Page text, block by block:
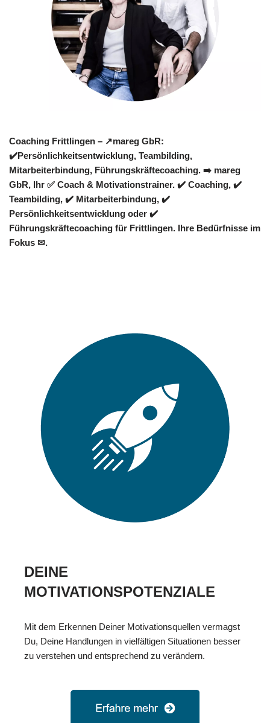
Coaching Frittlingen – ↗️mareg GbR:
✔️Persönlichkeitsentwicklung, Teambilding,
Mitarbeiterbindung, Führungskräftecoaching. ➡️ mareg
GbR, Ihr ✅ Coach & Motivationstrainer. ✔️ Coaching, ✔️
Teambilding, ✔️ Mitarbeiterbindung, ✔️
Persönlichkeitsentwicklung oder ✔️
Führungskräftecoaching für Frittlingen. Ihre Bedürfnisse im
Fokus ✉.
DEINE
MOTIVATIONSPOTENZIALE
Mit dem Erkennen Deiner Motivationsquellen vermagst
Du, Deine Handlungen in vielfältigen Situationen besser
zu verstehen und entsprechend zu verändern.